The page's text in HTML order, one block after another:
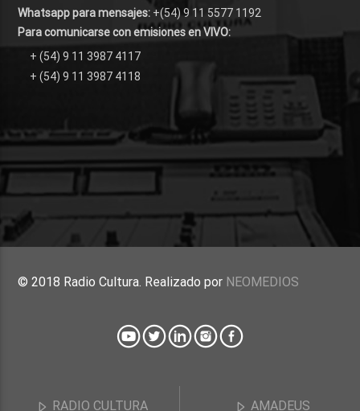
RADIO CULTURA AMADEUS
Whatsapp para mensajes: +(54) 9 11 5577 1192
Para comunicarse con emisiones en VIVO:
+ (54) 9 11 3987 4117
+ (54) 9 11 3987 4118
© 2018 Radio Cultura. Realizado por NEOMEDIOS